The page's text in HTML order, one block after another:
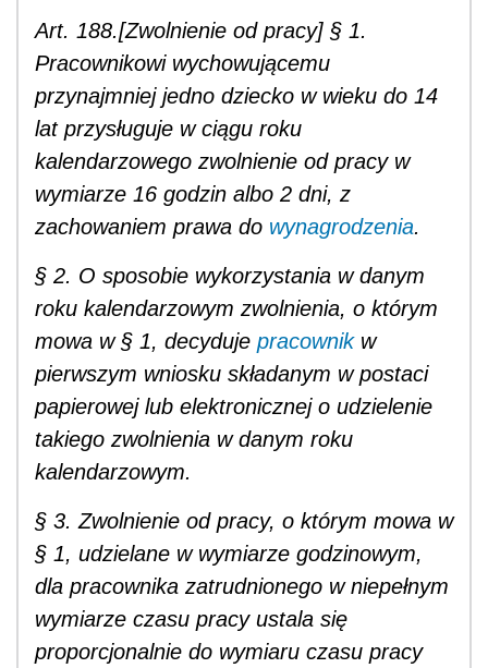
Art. 188.[Zwolnienie od pracy] § 1.
Pracownikowi wychowującemu
przynajmniej jedno dziecko w wieku do 14
lat przysługuje w ciągu roku
kalendarzowego zwolnienie od pracy w
wymiarze 16 godzin albo 2 dni, z
zachowaniem prawa do wynagrodzenia.
§ 2. O sposobie wykorzystania w danym
roku kalendarzowym zwolnienia, o którym
mowa w § 1, decyduje pracownikw
pierwszym wniosku składanym w postaci
papierowej lub elektronicznej o udzielenie
takiego zwolnienia w danym roku
kalendarzowym.
§ 3. Zwolnienie od pracy, o którym mowa w
§ 1, udzielane w wymiarze godzinowym,
dla pracownika zatrudnionego w niepełnym
wymiarze czasu pracy ustala się
proporcjonalnie do wymiaru czasu pracy